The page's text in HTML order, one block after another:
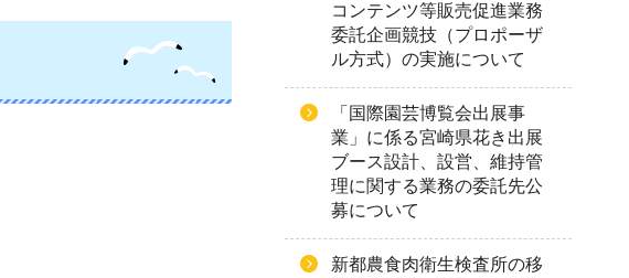
コンテンツ等販売促進業務
委託企画競技（プロポーザ
ル方式）の実施について
「国際園芸博覧会出展事
業」に係る宮崎県花き出展
ブース設計、設営、維持管
理に関する業務の委託先公
募について
新都農食肉衛生検査所の移